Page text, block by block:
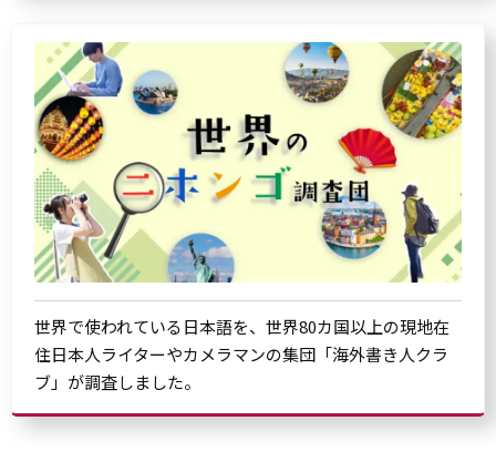
世界で使われている日本語を、世界80カ国以上の現地在
住日本人ライターやカメラマンの集団「海外書き人クラ
ブ」が調査しました。